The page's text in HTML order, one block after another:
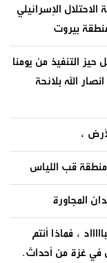
الاحتلال الإسرائيلي
بيروت
التنفيذ من يومنا
الله بلائحة
،
قب اللياس
المجاورة
، فماذا أنتم
في غزة من أحداث.